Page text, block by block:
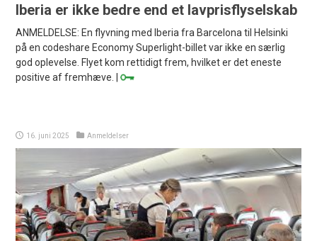
Iberia er ikke bedre end et lavprisflyselskab
ANMELDELSE: En flyvning med Iberia fra Barcelona til Helsinki
på en codeshare Economy Superlight-billet var ikke en særlig
god oplevelse. Flyet kom rettidigt frem, hvilket er det eneste
positive af fremhæve. |
16. juni 2025 Anmeldelser